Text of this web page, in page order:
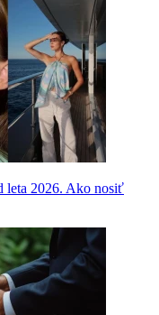
leta 2026. Ako nosiť